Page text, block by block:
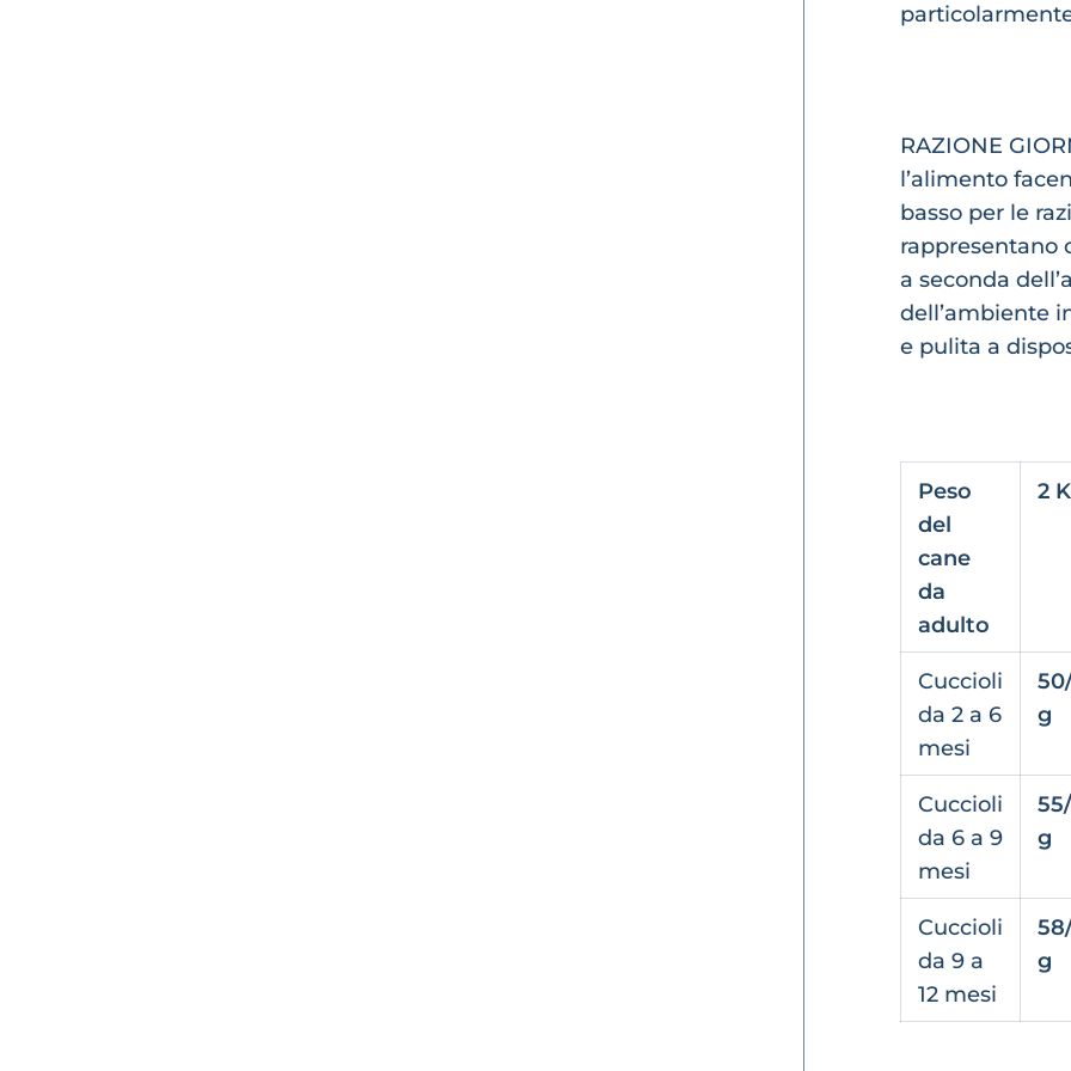
RAZIONE
l’alimento
basso per le
rappresentano
a seconda
dell’ambiente
e pulita a
Peso
del
cane
da
adulto
2
Cuccioli
da 2 a 6
mesi
g
Cuccioli
da 6 a 9
mesi
g
Cuccioli
da 9 a
12 mesi
g